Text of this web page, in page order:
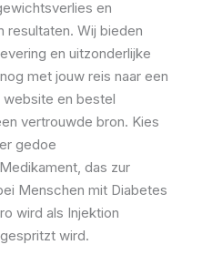
en
resultaten. Wij bieden
en uitzonderlijke
met jouw reis naar een
en bestel
vertrouwde bron. Kies
gedoe
das zur
Menschen mit Diabetes
wird als Injektion
wird.